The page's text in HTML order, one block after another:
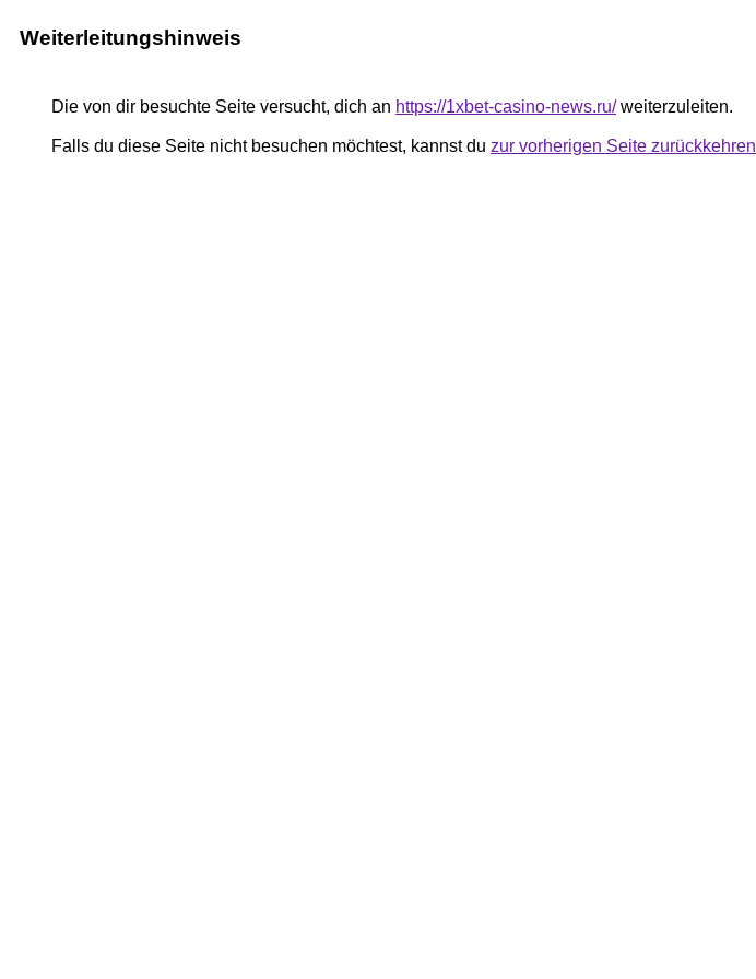
Weiterleitungshinweis
Die von dir besuchte Seite versucht, dich an https://1xbet-casino-news.ru/weiterzuleiten.
Falls du diese Seite nicht besuchen möchtest, kannst du zur vorherigen Seite zurückkehren